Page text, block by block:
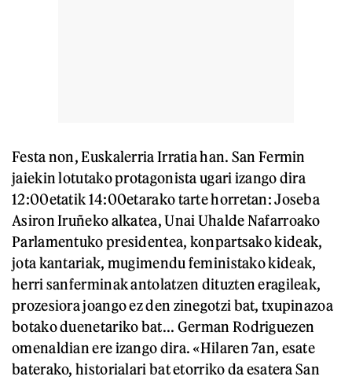
Festa non, Euskalerria Irratia han. San Fermin
jaiekin lotutako protagonista ugari izango dira
12:00etatik 14:00etarako tarte horretan: Joseba
Asiron Iruñeko alkatea, Unai Uhalde Nafarroako
Parlamentuko presidentea, konpartsako kideak,
jota kantariak, mugimendu feministako kideak,
herri sanferminak antolatzen dituzten eragileak,
prozesiora joango ez den zinegotzi bat, txupinazoa
botako duenetariko bat... German Rodriguezen
omenaldian ere izango dira. «Hilaren 7an, esate
baterako, historialari bat etorriko da esatera San